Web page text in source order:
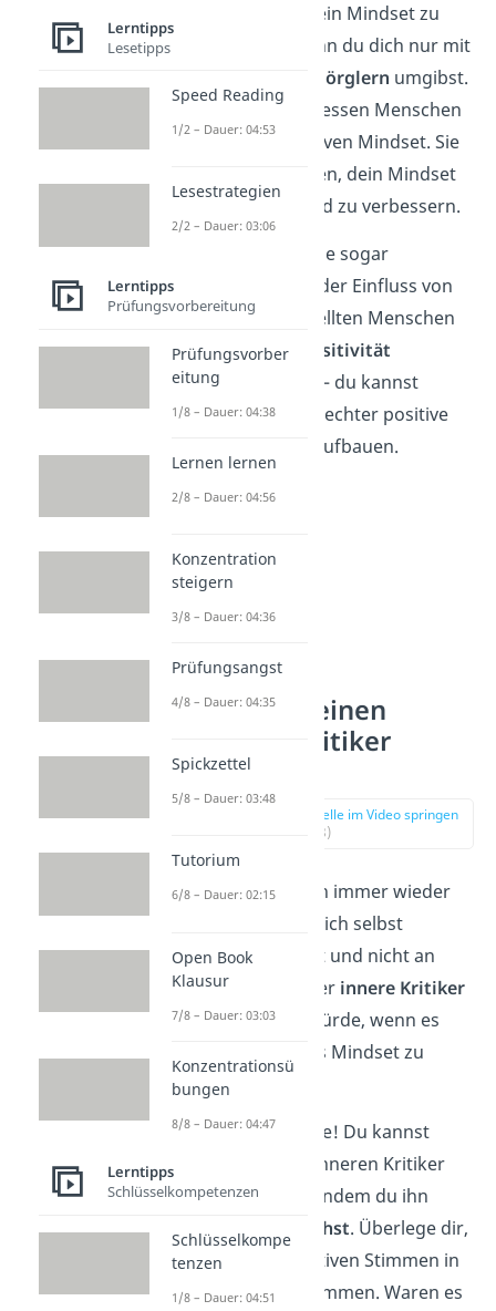
Es ist schwer, dein Mindset zu
verbessern, wenn du dich nur mit
Zweiflern und Nörglern umgibst.
Suche dir stattdessen Menschen
mit einem positiven Mindset. Sie
können dir helfen, dein Mindset
zu trainieren und zu verbessern.
Es ist mittlerweile sogar
erforscht, dass der Einfluss von
negativ eingestellten Menschen
deine eigene
Positivität
beeinträchtigt — du kannst
nämlich viel schlechter positive
Verbindungen aufbauen.
4. Lerne deinen
inneren Kritiker
kennen
zur Stelle im Video springen
(01:58)
Du ertappst dich immer wieder
dabei, dass du dich selbst
heruntermachst und nicht an
dich glaubst? Der innere Kritiker
ist eine große Hürde, wenn es
darum geht, das Mindset zu
verbessern.
Aber keine Sorge! Du kannst
lernen, deinen inneren Kritiker
auszuschalten, indem du ihn
genau untersuchst. Überlege dir,
woher die negativen Stimmen in
deinem Kopf kommen. Waren es
Lerntipps
Lesetipps
Speed Reading
1/2 – Dauer: 04:53
Lesestrategien
2/2 – Dauer: 03:06
Lerntipps
Prüfungsvorbereitung
Prüfungsvorber
eitung
1/8 – Dauer: 04:38
Lernen lernen
2/8 – Dauer: 04:56
Konzentration
steigern
3/8 – Dauer: 04:36
Prüfungsangst
4/8 – Dauer: 04:35
Spickzettel
5/8 – Dauer: 03:48
Tutorium
6/8 – Dauer: 02:15
Open Book
Klausur
7/8 – Dauer: 03:03
Konzentrationsü
bungen
8/8 – Dauer: 04:47
Lerntipps
Schlüsselkompetenzen
Schlüsselkompe
tenzen
1/8 – Dauer: 04:51